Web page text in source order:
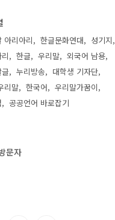
아리아리 한글문화연대
성기지
한글 우리말
외국어 남용
누리방송
대학생 기자단
리말
한국어
우리말가꿈이
공공언어 바로잡기
문자